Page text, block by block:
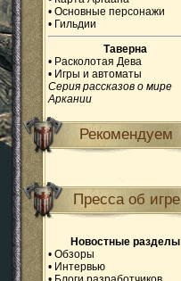
• Основные персонажи
• Гильдии
Таверна
• Расколотая Дева
• Игры и автоматы
Серия рассказов о мире
Аркании
Рекомендуем
Пресса об игре
Новостные разделы
• Обзоры
• Интервью